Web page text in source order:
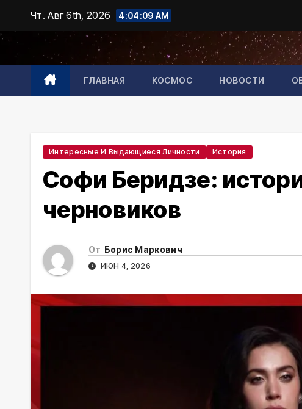
Промотать
содержимому
Чт. Авг 6th, 2026 4:04:10 AM
ГЛАВНАЯ КОСМОС НОВОСТИ
Интересные И Выдающиеся Личности История
Софи Беридзе:
черновиков
От Борис Маркович
ИЮН 4, 2026